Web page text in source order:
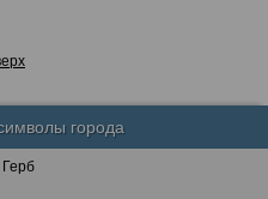
города
Герб